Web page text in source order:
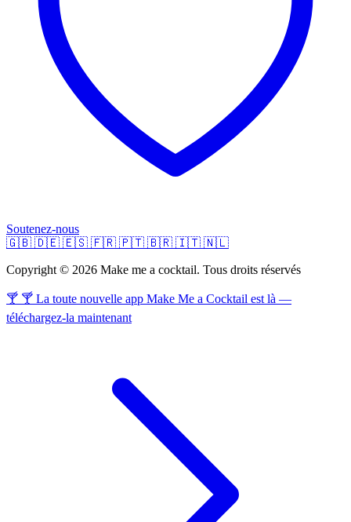
Soutenez-nous
🇬🇧 🇩🇪 🇪🇸 🇫🇷 🇵🇹 🇧🇷 🇮🇹 🇳🇱
Copyright © 2026 Make me a cocktail. Tous droits réservés
🍸 🍸 La toute nouvelle app Make Me a Cocktail est là —
téléchargez-la maintenant